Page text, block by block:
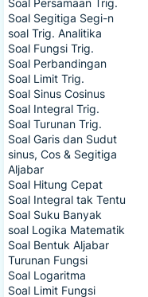
Soal Persamaan Trig.
Soal Segitiga Segi-n
soal Trig. Analitika
Soal Fungsi Trig.
Soal Perbandingan
Soal Limit Trig.
Soal Sinus Cosinus
Soal Integral Trig.
Soal Turunan Trig.
Soal Garis dan Sudut
sinus, Cos & Segitiga
Aljabar
Soal Hitung Cepat
Soal Integral tak Tentu
Soal Suku Banyak
soal Logika Matematik
Soal Bentuk Aljabar
Turunan Fungsi
Soal Logaritma
Soal Limit Fungsi